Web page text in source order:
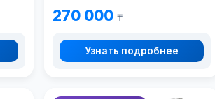
270 000 ₸
Узнать подробнее